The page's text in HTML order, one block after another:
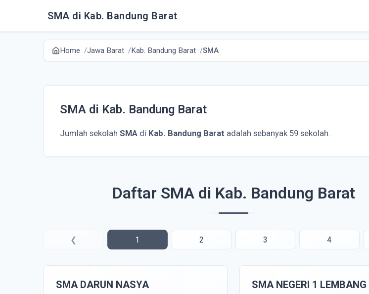
SMA di Kab. Bandung Barat
Home Jawa Barat Kab. Bandung Barat SMA
SMA di Kab. Bandung Barat
Jumlah sekolah SMA di Kab. Bandung Barat adalah sebanyak 59 sekolah.
Daftar SMA di Kab. Bandung Barat
❮ 1 2 3 4
SMA DARUN NASYA SMA NEGERI 1 LEMBANG